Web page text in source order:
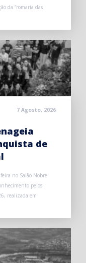
da “romaria das
7 Agosto, 2026
de
no Salão Nobre
pelos
realizada em